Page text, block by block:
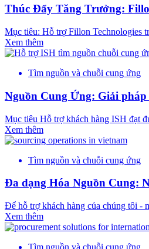
Thúc Đẩy Tăng Trưởng:
Mục tiêu: Hỗ trợ Fillon Technologies
Xem thêm
Tìm nguồn và chuỗi cung ứng
Nguồn Cung Ứng: Giải
Mục tiêu Hỗ trợ khách hàng ISH đạt
Xem thêm
Tìm nguồn và chuỗi cung ứng
Đa dạng Hóa Nguồn Cung:
Để hỗ trợ khách hàng của chúng tôi -
Xem thêm
Tìm nguồn và chuỗi cung ứng